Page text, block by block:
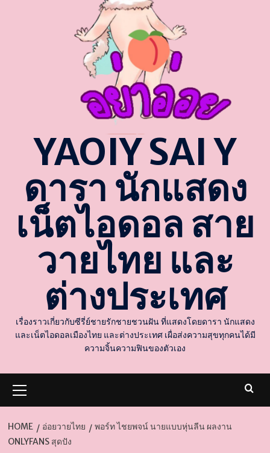
YAOIY SAI Y
ดารา นักแสดง
เน็ตไอดอล สาย
วายไทย และ
ต่างประเทศ
เรื่องราวเกี่ยวกับซีรี่ย์ชายรักชายชวนฝัน ที่แสดงโดยดารา นักแสดง
และเน็ตไอดอลเมืองไทย และต่างประเทศ เผื่อส่งความสุขทุกคนได้มี
ความจิ้นความฟินของตัวเอง
Menu
HOME อ่อยวายไทย
พอร์ท ไชยพจน์ นายแบบหุ่นลีน ผลงาน
ONLYFANS สุดปัง